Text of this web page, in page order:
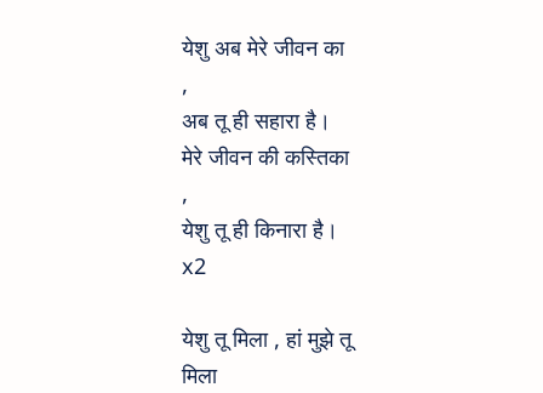
येशु अब मेरे जीवन का
,
अब तू ही सहारा है।
मेरे जीवन की कस्तिका
,
येशु तू ही किनारा है।
x2
येशु तू मिला , हां मुझे तू
मिला